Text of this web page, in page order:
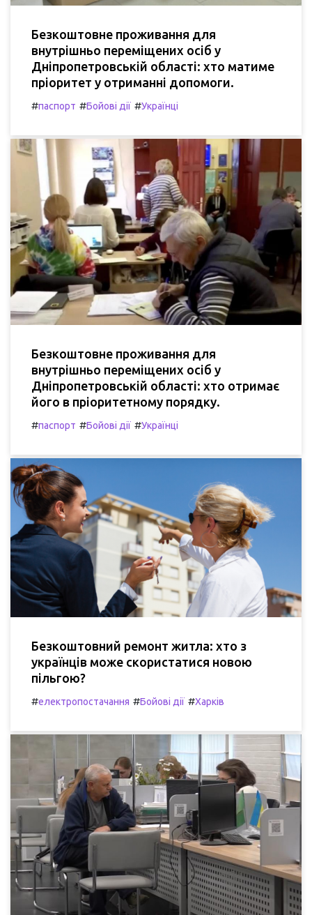
Безкоштовне проживання для
внутрішньо переміщених осіб у
Дніпропетровській області: хто матиме
пріоритет у отриманні допомоги.
#паспорт #Бойові дії #Українці
Безкоштовне проживання для
внутрішньо переміщених осіб у
Дніпропетровській області: хто отримає
його в пріоритетному порядку.
#паспорт #Бойові дії #Українці
Безкоштовний ремонт житла: хто з
українців може скористатися новою
пільгою?
#електропостачання #Бойові дії #Харків